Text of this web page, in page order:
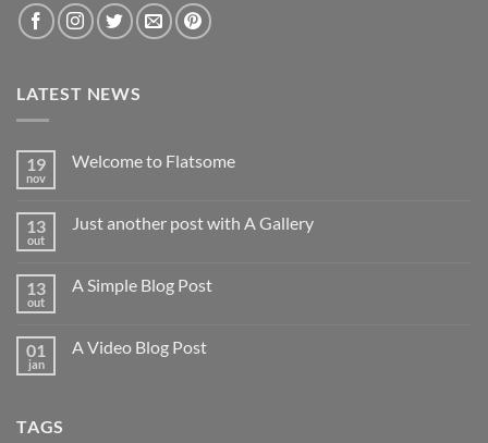
LATEST NEWS
19
nov
Welcome to Flatsome
Welcome
13
out
Just another post with A Gallery
Just
A
Gallery
13
out
A Simple Blog Post
A
01
jan
A Video Blog Post
TAGS